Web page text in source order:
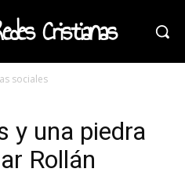
Cristianas
sociales
y una piedra
Rollán